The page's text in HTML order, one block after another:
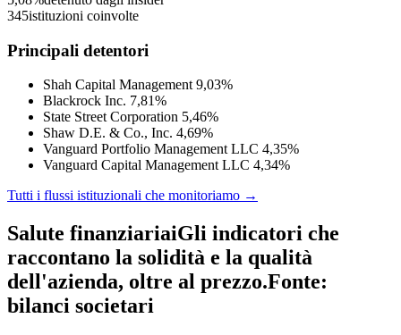
345istituzioni coinvolte
Principali detentori
Shah Capital Management 9,03%
Blackrock Inc. 7,81%
State Street Corporation 5,46%
Shaw D.E. & Co., Inc. 4,69%
Vanguard Portfolio Management LLC 4,35%
Vanguard Capital Management LLC 4,34%
Tutti i flussi istituzionali che monitoriamo →
Salute finanziariaiGli indicatori che
raccontano la solidità e la qualità
dell'azienda, oltre al prezzo.Fonte:
bilanci societari